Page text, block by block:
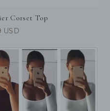
Corset Top
USD